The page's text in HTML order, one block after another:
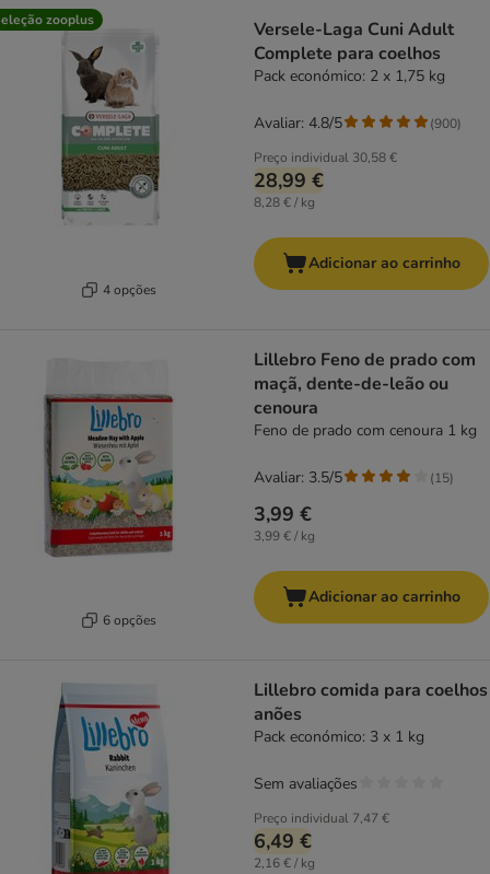
zooplus
4 opções
Versele-Laga Cuni Adult
Complete para coelhos
Pack económico: 2 x 1,75 kg
Preço individual 30,58 €
28,99 €
8,28 € / kg
Avaliar: 4.8/5 (900)
Adicionar ao carrinho
6 opções
Lillebro Feno de prado com
maçã, dente-de-leão ou
cenoura
Feno de prado com cenoura 1 kg
3,99 €
3,99 € / kg
Avaliar: 3.5/5 (15)
Adicionar ao carrinho
Lillebro comida para coelhos
anões
Pack económico: 3 x 1 kg
Preço individual 7,47 €
6,49 €
2,16 € / kg
Sem avaliações